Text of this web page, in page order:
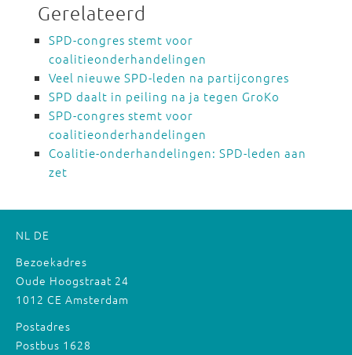
Gerelateerd
SPD-congres stemt voor
coalitieonderhandelingen
Veel nieuwe SPD-leden na partijcongres
SPD daalt in peiling na ja tegen GroKo
SPD-congres stemt voor
coalitieonderhandelingen
Coalitie-onderhandelingen: SPD-leden aan
zet
NL DE
Bezoekadres
Oude Hoogstraat 24
1012 CE Amsterdam
Postadres
Postbus 1628